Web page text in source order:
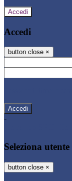
Accedi
Accedi
button close ×
-
Seleziona utente
button close ×